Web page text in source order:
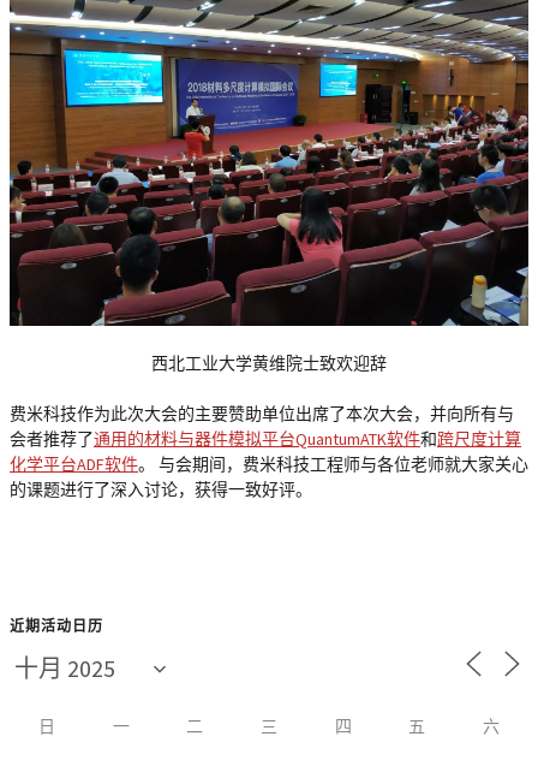
西北工业大学黄维院士致欢迎辞
费米科技作为此次大会的主要赞助单位出席了本次大会，并向所有与
会者推荐了通用的材料与器件模拟平台QuantumATK软件和跨尺度计算
化学平台ADF软件。 与会期间，费米科技工程师与各位老师就大家关心
的课题进行了深入讨论，获得一致好评。
近期活动日历
日 一 二 三 四 五 六